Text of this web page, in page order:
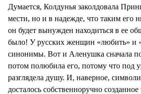
Думается, Колдунья заколдовала
мести, но и в надежде, что таким его
он будет вынужден находиться в ее
было! У русских женщин «любить» и
синонимы. Вот и Аленушка сначала
потом полюбила его, потому что под
разглядела душу. И, наверное,
досталось собственноручно